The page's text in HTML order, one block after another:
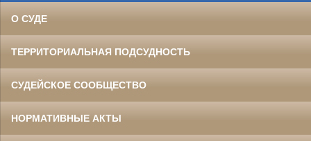
О СУДЕ
ТЕРРИТОРИАЛЬНАЯ ПОДСУДНОСТЬ
СУДЕЙСКОЕ СООБЩЕСТВО
НОРМАТИВНЫЕ АКТЫ